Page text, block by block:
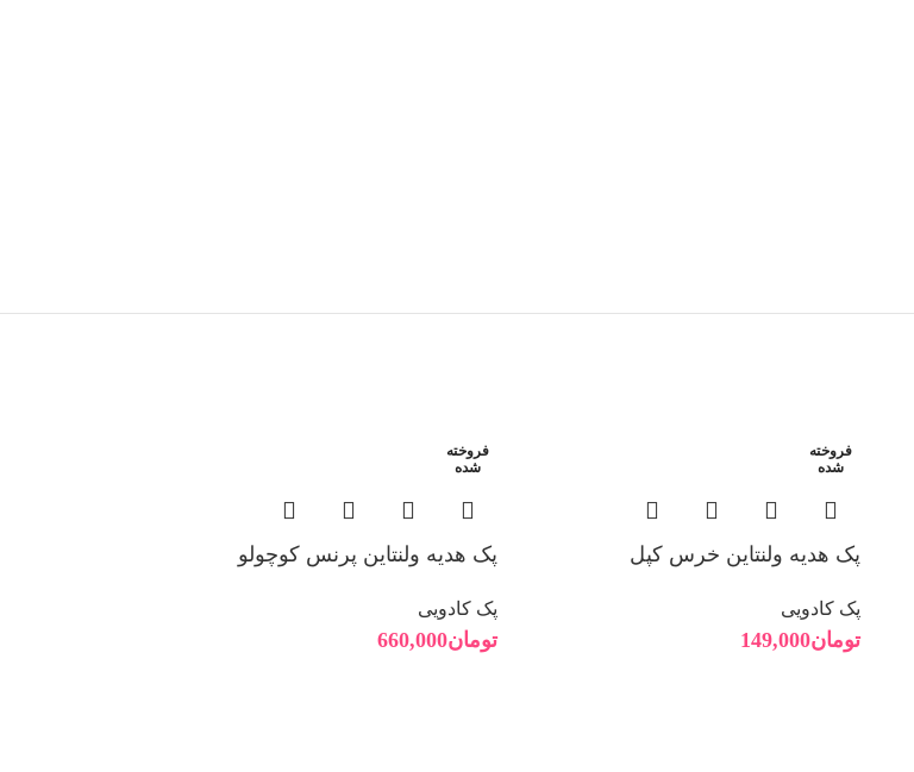
فروخته
شده
پک هدیه ولنتاین خرس کپل
پک کادویی
تومان149,000
فروخته
شده
پک هدیه ولنتاین پرنس کوچولو
پک کادویی
تومان660,000